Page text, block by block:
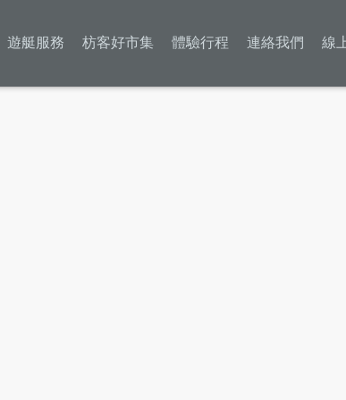
遊艇服務 枋客好市集 體驗行程 連絡我們 線